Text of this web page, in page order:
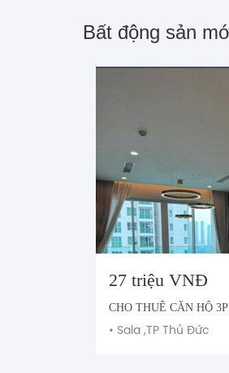
Bất động sản
CHO THUÊ CĂN HỘ
THIÊM
• Sala , TP Thủ Đức
27 triệu VNĐ